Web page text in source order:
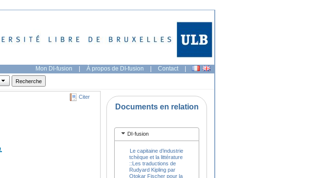
Mon DI-fusion | À propos de DI-fusion | Contact |
Citer
Documents en relation
DI-fusion
Le capitaine d’industrie
tchèque et la littérature
::Les traductions de
Rudyard Kipling par
Otokar Fischer pour la